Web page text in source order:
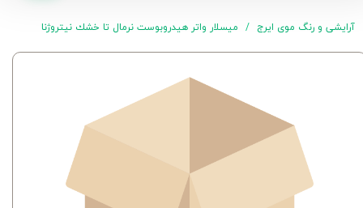
خروج از حساب کاربری
آرایشی و رنگ موی ایرج ميسلار واتر هيدروبوست نرمال تا خشك نيتروژنا